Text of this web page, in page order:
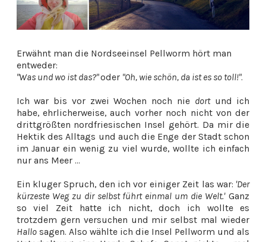
Erwähnt man die Nordseeinsel Pellworm hört man
entweder:
"Was und wo ist das?"oder "Oh, wie schön, da ist es so toll!".
Ich war bis vor zwei Wochen noch nie dortund ich
habe, ehrlicherweise, auch vorher noch nicht von der
drittgrößten nordfriesischen Insel gehört. Da mir die
Hektik des Alltags und auch die Enge der Stadt schon
im Januar ein wenig zu viel wurde, wollte ich einfach
nur ans Meer ...
Ein kluger Spruch, den ich vor einiger Zeit las war: 'Der
kürzeste Weg zu dir selbst führt einmal um die Welt.'Ganz
so viel Zeit hatte ich nicht, doch ich wollte es
trotzdem gern versuchen und mir selbst mal wieder
Hallosagen. Also wählte ich die Insel Pellworm und als